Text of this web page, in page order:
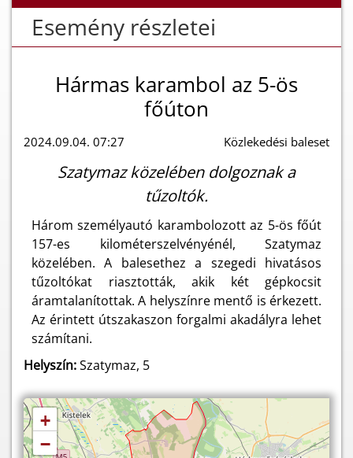
Esemény részletei
Hármas karambol az 5-ös
főúton
2024.09.04. 07:27 Közlekedési baleset
Szatymaz közelében dolgoznak a
tűzoltók.
Három személyautó karambolozott az 5-ös főút
157-es kilométerszelvényénél, Szatymaz
közelében. A balesethez a szegedi hivatásos
tűzoltókat riasztották, akik két gépkocsit
áramtalanítottak. A helyszínre mentő is érkezett.
Az érintett útszakaszon forgalmi akadályra lehet
számítani.
Helyszín:Szatymaz, 5
+
−